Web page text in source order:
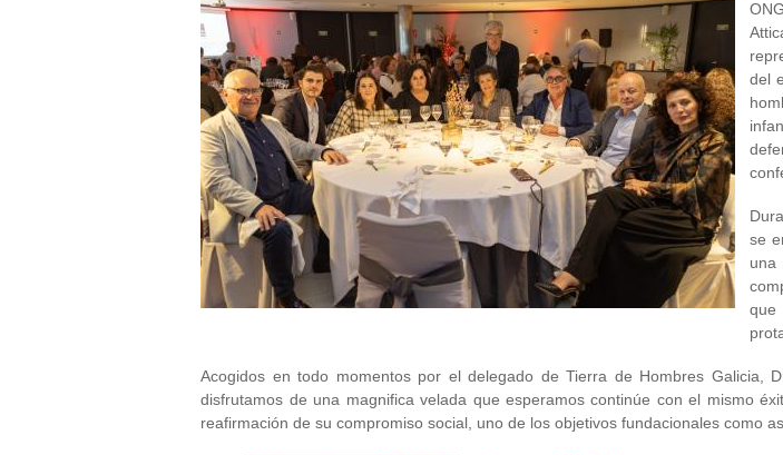
del
se
que
Acogidos en todo momentos por el delegado de Tierra de Hombres Galicia,
disfrutamos de una magnifica velada que esperamos continúe con el mismo
reafirmación de su compromiso social, uno de los objetivos fundacionales como